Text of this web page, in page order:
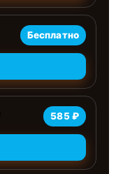
Бесплатно
585 ₽